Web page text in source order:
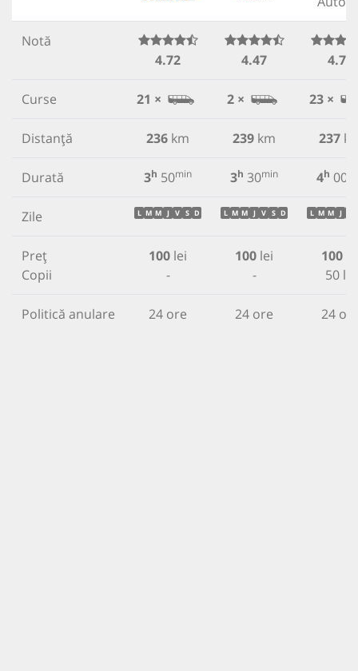
Notă
4.72
4.47 4.76
Curse 21 × 2 × 23 ×
Distanță 236 km 239 km 237
Durată 3h 50min 3h 30min 4h 00
Zile L M M J V S D L M M J V S D L M M J
Preț
Copii
100 lei
-
100 lei
-
100
50 lei
Politică anulare 24 ore 24 ore 24